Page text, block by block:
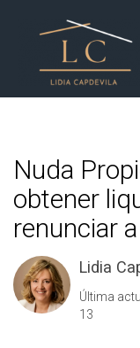
Nuda
obtener
renunciar
Lidia
Última
13